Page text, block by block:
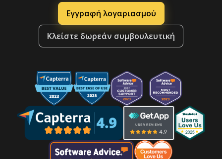
Εγγραφή λογαριασμού
Κλείστε δωρεάν συμβουλευτική